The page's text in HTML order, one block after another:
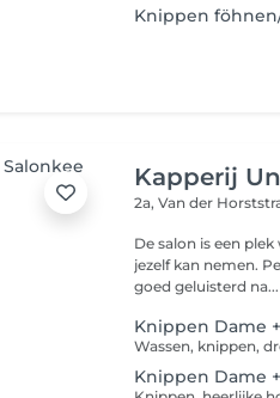
Knippen
Kapperij
2a, Van der
De salon is een
jezelf kan nemen.
goed geluisterd na...
Knippen Dame
Wassen, knippen,
Knippen Dame